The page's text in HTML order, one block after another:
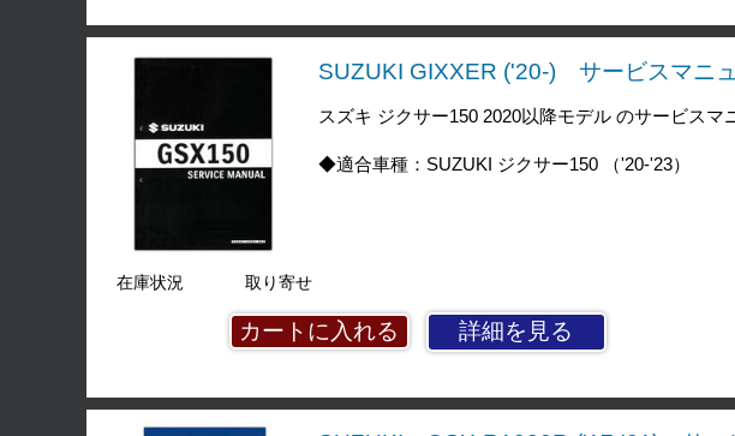
SUZUKI GIXXER ('20-) サービスマニ
スズキ ジクサー150 2020以降モデル のサービスマ
◆適合車種：SUZUKI ジクサー150 （'20-'23）
在庫状況 取り寄せ
詳細を見る